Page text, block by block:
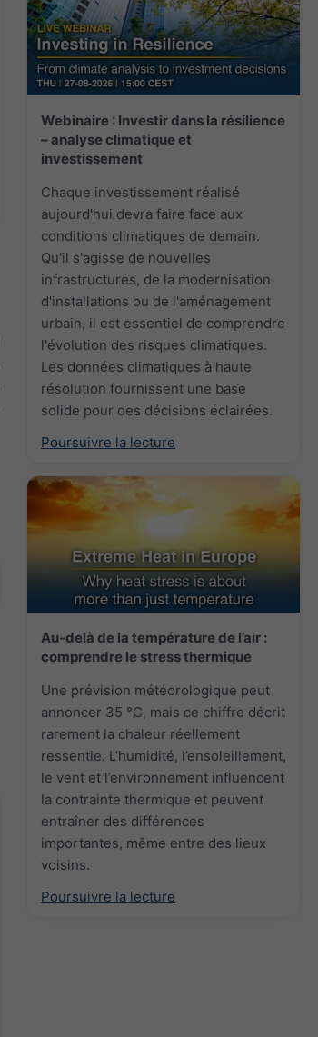
Webinaire : Investir dans la résilience
– analyse climatique et
investissement
Chaque investissement réalisé
aujourd'hui devra faire face aux
conditions climatiques de demain.
Qu'il s'agisse de nouvelles
infrastructures, de la modernisation
d'installations ou de l'aménagement
urbain, il est essentiel de comprendre
l'évolution des risques climatiques.
Les données climatiques à haute
résolution fournissent une base
solide pour des décisions éclairées.
Poursuivre la lecture
Au-delà de la température de l’air :
comprendre le stress thermique
Une prévision météorologique peut
annoncer 35 °C, mais ce chiffre décrit
rarement la chaleur réellement
ressentie. L’humidité, l’ensoleillement,
le vent et l’environnement influencent
la contrainte thermique et peuvent
entraîner des différences
importantes, même entre des lieux
voisins.
Poursuivre la lecture